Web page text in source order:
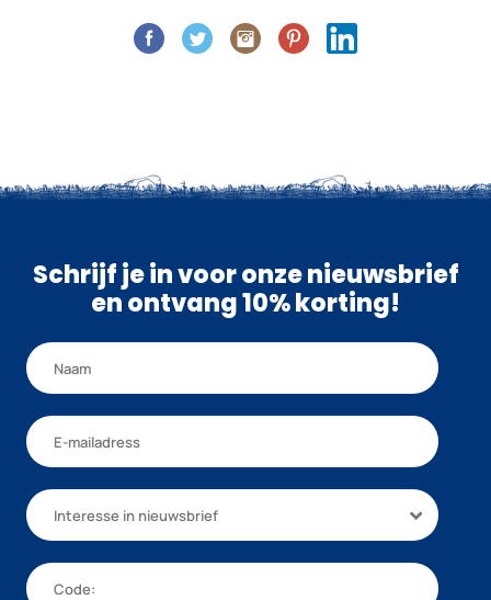
Schrijf je in voor onze nieuwsbrief
en ontvang 10% korting!
Interesse in nieuwsbrief